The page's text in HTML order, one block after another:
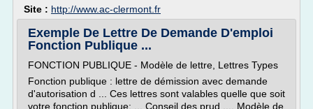
Site : http://www.ac-clermont.fr
Exemple De Lettre De Demande D'emploi
Fonction Publique ...
FONCTION PUBLIQUE - Modèle de lettre, Lettres Types
Fonction publique : lettre de démission avec demande
d'autorisation d ... Ces lettres sont valables quelle que soit
votre fonction publique: ... Conseil des prud .... Modèle de